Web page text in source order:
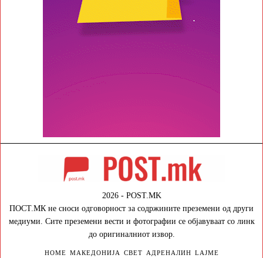
2026 - POST.MK
ПОСТ.МК не сноси одговорност за содржините преземени од други
медиуми. Сите преземени вести и фотографии се објавуваат со линк
до оригиналниот извор.
HOME МАКЕДОНИЈА СВЕТ АДРЕНАЛИН LAJME